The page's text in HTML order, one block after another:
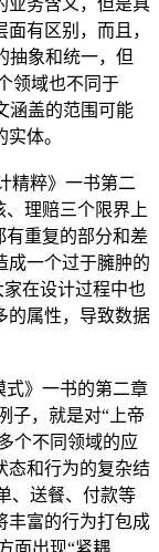
有区别，而且，
抽象和统一，但
领域也不同于
涵盖的范围可能
体。
精粹》一书第二
、理赔三个限界上
有重复的部分和差
成一个过于臃肿的
家在设计过程中也
的属性，导致数据
》一书的第二章
子，就是对“上帝
个不同领域的应
态和行为的复杂结
、送餐、付款等
丰富的行为打包成
面出现“紧耦